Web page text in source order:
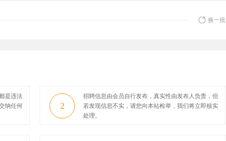
换一批
是违法
纳任何
2
招聘信息由会员自行发布，真实性由发布人负责，但
若发现信息不实，请您向本站检举，我们将立即核实
处理。